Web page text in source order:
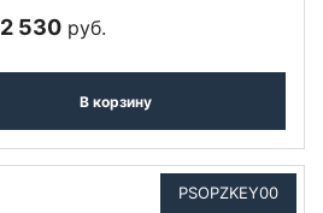
2 530 руб.
В корзину
PSOPZKEY00